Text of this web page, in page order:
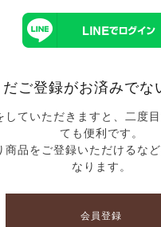
だご登録がお済みでな
していただきますと、二度
ても便利です。
商品をご登録いただけるな
なります。
会員登録